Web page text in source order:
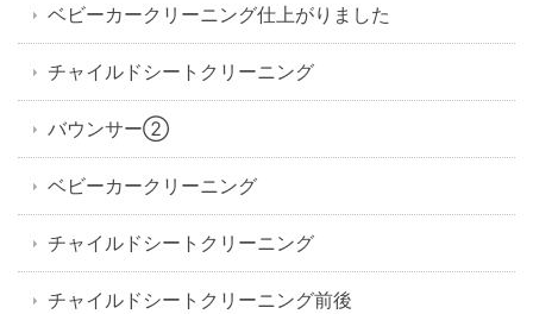
ベビーカークリーニング仕上がりました
チャイルドシートクリーニング
バウンサー②
ベビーカークリーニング
チャイルドシートクリーニング
チャイルドシートクリーニング前後